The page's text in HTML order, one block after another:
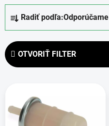
e
n
r
Radiť podľa:Odporúčame
OTVORIŤ FILTER
p